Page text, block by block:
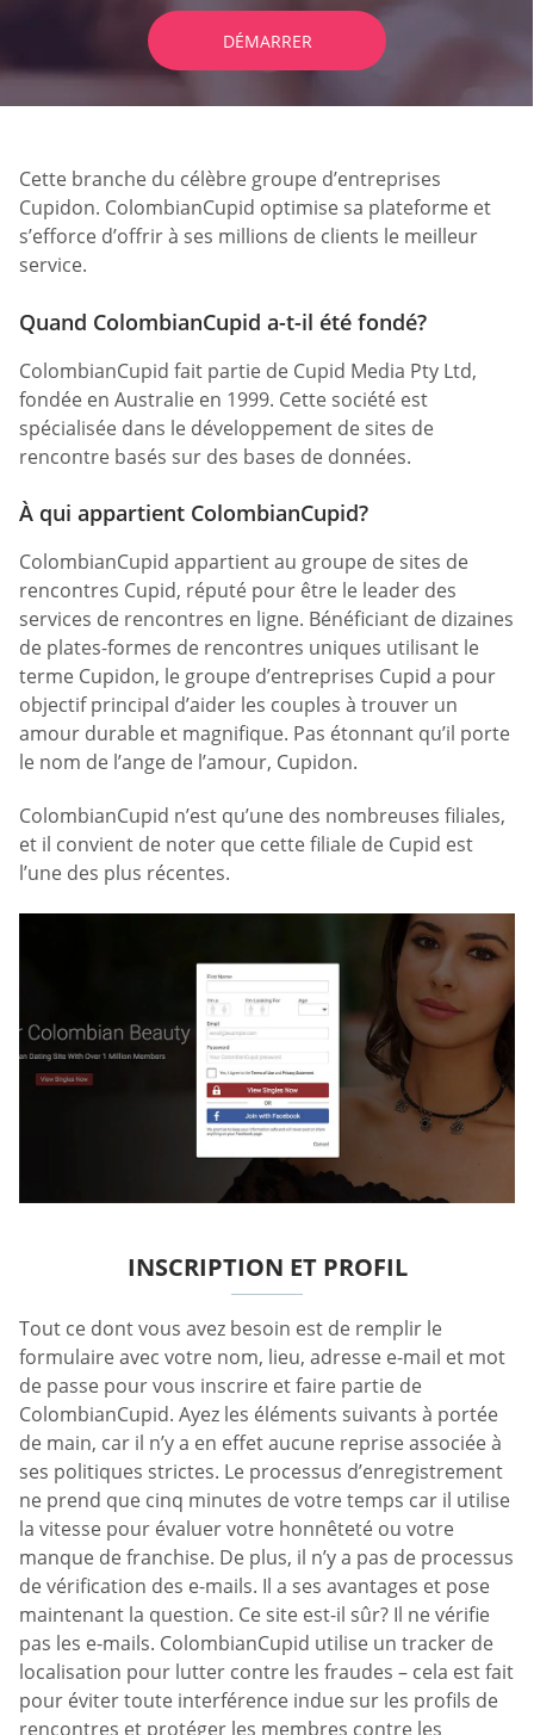
DÉMARRER
Cette branche du célèbre groupe d’entreprises
Cupidon. ColombianCupid optimise sa plateforme et
s’efforce d’offrir à ses millions de clients le meilleur
service.
Quand ColombianCupid a-t-il été fondé?
ColombianCupid fait partie de Cupid Media Pty Ltd,
fondée en Australie en 1999. Cette société est
spécialisée dans le développement de sites de
rencontre basés sur des bases de données.
À qui appartient ColombianCupid?
ColombianCupid appartient au groupe de sites de
rencontres Cupid, réputé pour être le leader des
services de rencontres en ligne. Bénéficiant de dizaines
de plates-formes de rencontres uniques utilisant le
terme Cupidon, le groupe d’entreprises Cupid a pour
objectif principal d’aider les couples à trouver un
amour durable et magnifique. Pas étonnant qu’il porte
le nom de l’ange de l’amour, Cupidon.
ColombianCupid n’est qu’une des nombreuses filiales,
et il convient de noter que cette filiale de Cupid est
l’une des plus récentes.
INSCRIPTION ET PROFIL
Tout ce dont vous avez besoin est de remplir le
formulaire avec votre nom, lieu, adresse e-mail et mot
de passe pour vous inscrire et faire partie de
ColombianCupid. Ayez les éléments suivants à portée
de main, car il n’y a en effet aucune reprise associée à
ses politiques strictes. Le processus d’enregistrement
ne prend que cinq minutes de votre temps car il utilise
la vitesse pour évaluer votre honnêteté ou votre
manque de franchise. De plus, il n’y a pas de processus
de vérification des e-mails. Il a ses avantages et pose
maintenant la question. Ce site est-il sûr? Il ne vérifie
pas les e-mails. ColombianCupid utilise un tracker de
localisation pour lutter contre les fraudes – cela est fait
pour éviter toute interférence indue sur les profils de
rencontres et protéger les membres contre les